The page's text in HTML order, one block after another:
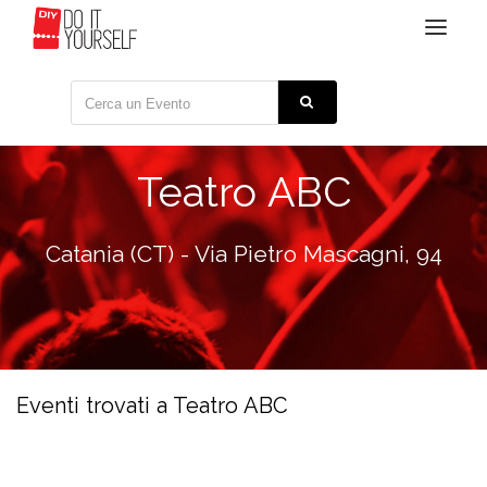
Toggle
Teatro ABC
Catania (CT) - Via Pietro Mascagni, 94
Eventi trovati a Teatro ABC